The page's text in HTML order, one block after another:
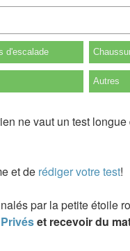
d'escalade
Autres
ne vaut un test
et de rédiger votre test!
par la petite étoile
et recevoir du